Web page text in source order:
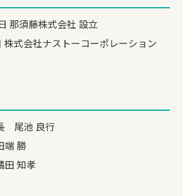
那須藤株式会社 設立
株式会社ナストーコーポレーション
尾池 良行
勝
知孝